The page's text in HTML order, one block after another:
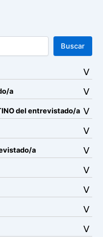
Buscar
a
del entrevistado/a
a